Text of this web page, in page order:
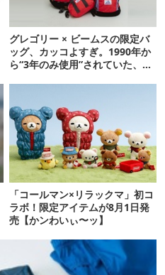
グレゴリー × ビームスの限定バ
ッグ、カッコよすぎ。1990年か
ら“3年のみ使用”されていた、紫
「コールマン×リラックマ」初コ
ラボ！限定アイテムが8月1日発
売【かンわいぃ〜ッ】